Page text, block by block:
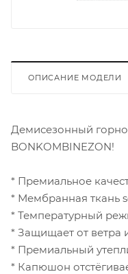
ОПИСАНИЕ МОДЕЛИ
Демисезонный
BONKOMBINEZON!
* Премиальное
* Мембранная ткань
* Температурный
* Защищает от ветра
* Премиальный
* Капюшон